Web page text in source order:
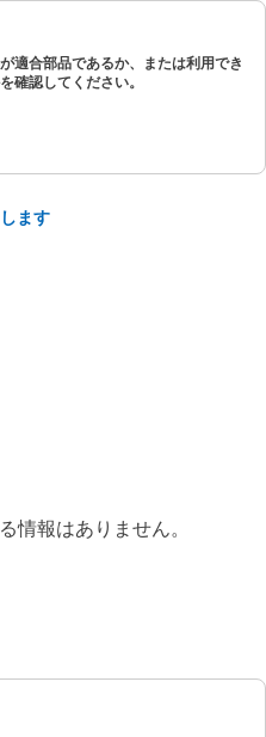
適合部品であるか、または利用でき
確認してください。
ます
情報はありません。